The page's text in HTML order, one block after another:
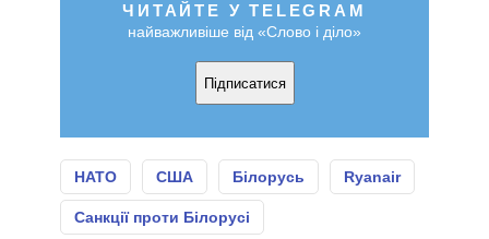
ЧИТАЙТЕ У TELEGRAM
найважливіше від «Слово і діло»
Підписатися
НАТО США Білорусь Ryanair
Санкції проти Білорусі